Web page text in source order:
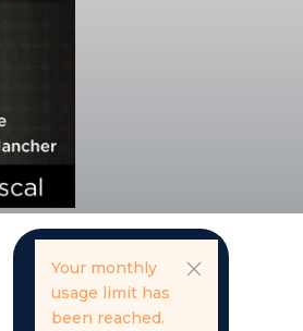
Your monthly
usage limit has
been reached.